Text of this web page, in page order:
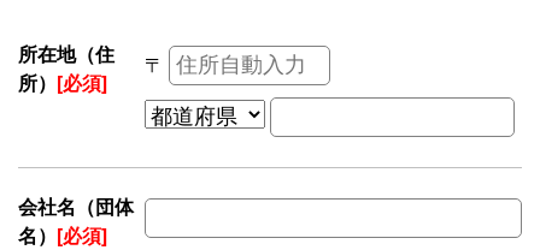
所在地（住
所） [必須]
〒
会社名（団体
名） [必須]